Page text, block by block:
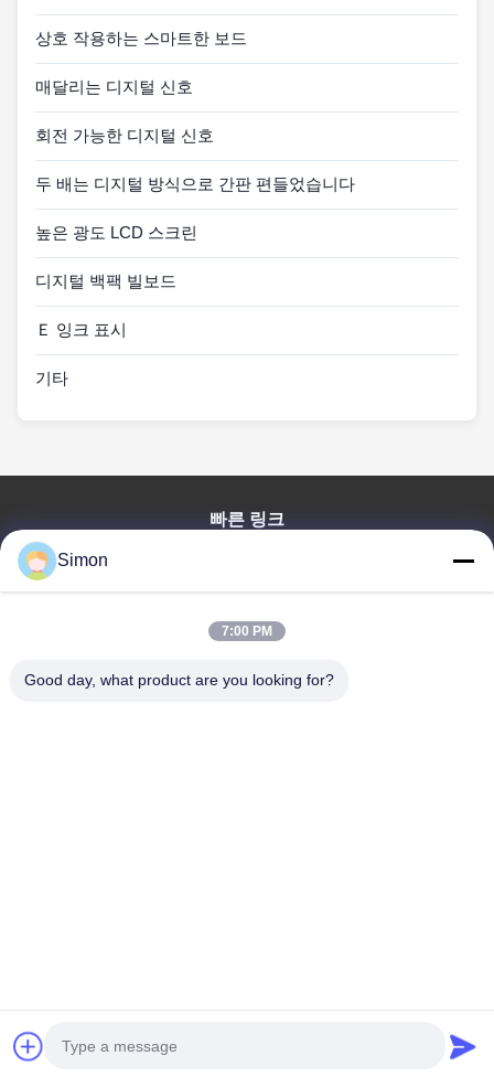
상호 작용하는 스마트한 보드
매달리는 디지털 신호
회전 가능한 디지털 신호
두 배는 디지털 방식으로 간판 편들었습니다
높은 광도 LCD 스크린
디지털 백팩 빌보드
Ｅ 잉크 표시
기타
빠른 링크
제품
비디오
블로그
© 2026 Dongguan VETO technology co. LTD. All Rights Reserved.
Simon
7:00 PM
Good day, what product are you looking for?